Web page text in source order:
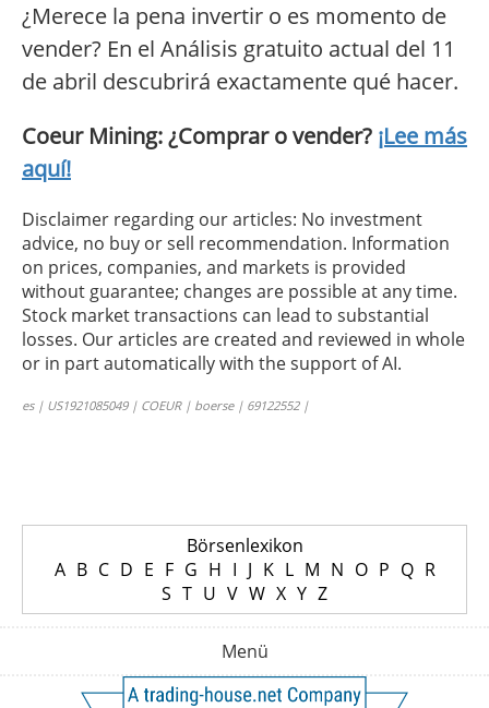
¿Merece la pena invertir o es momento de
vender? En el Análisis gratuito actual del 11
de abril descubrirá exactamente qué hacer.
Coeur Mining: ¿Comprar o vender? ¡Lee más
aquí!
Disclaimer regarding our articles: No investment
advice, no buy or sell recommendation. Information
on prices, companies, and markets is provided
without guarantee; changes are possible at any time.
Stock market transactions can lead to substantial
losses. Our articles are created and reviewed in whole
or in part automatically with the support of AI.
es | US1921085049 | COEUR | boerse | 69122552 |
Börsenlexikon
A B C D E F G H I J K L M N O P Q R
S T U V W X Y Z
Menü